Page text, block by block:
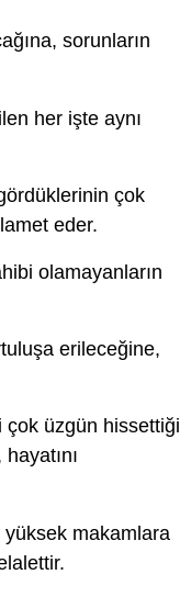
sorunların
her işte aynı
çok
eder.
olamayanların
erileceğine,
çok üzgün hissettiği
makamlara